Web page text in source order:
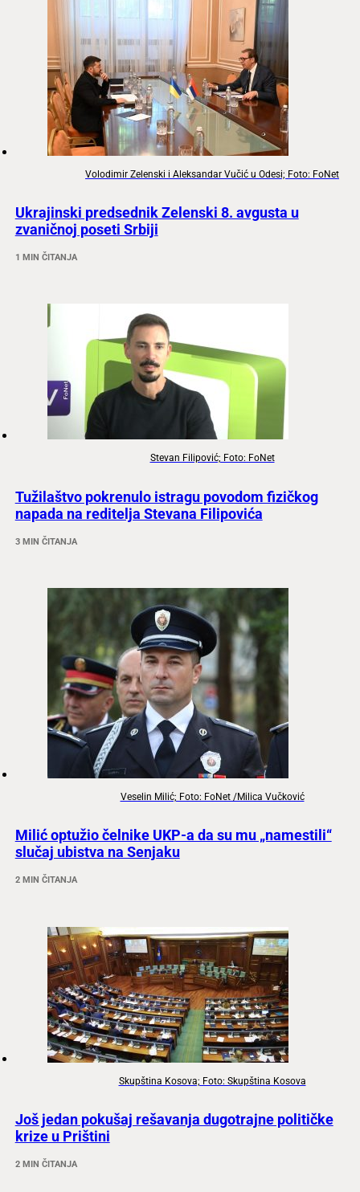
Volodimir Zelenski i Aleksandar Vučić u Odesi; Foto: FoNet
Ukrajinski predsednik Zelenski 8. avgusta u
zvaničnoj poseti Srbiji
1 MIN ČITANJA
Stevan Filipović; Foto: FoNet
Tužilaštvo pokrenulo istragu povodom fizičkog
napada na reditelja Stevana Filipovića
3 MIN ČITANJA
Veselin Milić; Foto: FoNet /Milica Vučković
Milić optužio čelnike UKP-a da su mu „namestili“
slučaj ubistva na Senjaku
2 MIN ČITANJA
Skupština Kosova; Foto: Skupština Kosova
Još jedan pokušaj rešavanja dugotrajne političke
krize u Prištini
2 MIN ČITANJA